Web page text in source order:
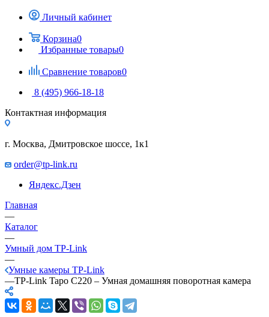
Личный кабинет
Корзина0
Избранные товары0
Сравнение товаров0
8 (495) 966-18-18
Контактная информация
г. Москва, Дмитровское шоссе, 1к1
order@tp-link.ru
Яндекс.Дзен
Главная
—
Каталог
—
Умный дом TP-Link
—
Умные камеры TP-Link
—TP-Link Tapo C220 – Умная домашняя поворотная камера